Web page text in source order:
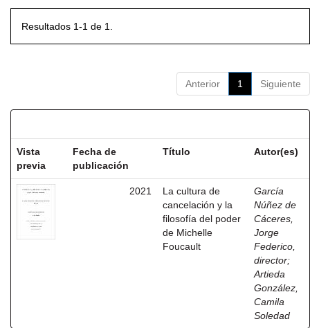
Resultados 1-1 de 1.
Anterior 1 Siguiente
Vista
previa
Fecha de
publicación
Título Autor(es)
2021
La cultura de
cancelación y la
filosofía del poder
de Michelle
Foucault
García
Núñez de
Cáceres,
Jorge
Federico,
director;
Artieda
González,
Camila
Soledad